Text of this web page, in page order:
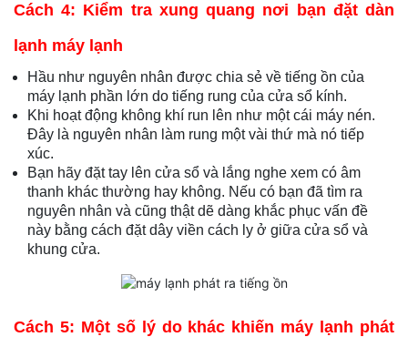
Cách 4: Kiểm tra xung quang nơi bạn đặt dàn
lạnh máy lạnh
Hầu như nguyên nhân được chia sẻ về tiếng ồn của
máy lạnh phần lớn do tiếng rung của cửa sổ kính.
Khi hoạt động không khí run lên như một cái máy nén.
Đây là nguyên nhân làm rung một vài thứ mà nó tiếp
xúc.
Bạn hãy đặt tay lên cửa sổ và lắng nghe xem có âm
thanh khác thường hay không. Nếu có bạn đã tìm ra
nguyên nhân và cũng thật dẽ dàng khắc phục vấn đề
này bằng cách đặt dây viền cách ly ở giữa cửa sổ và
khung cửa.
Cách 5: Một số lý do khác khiến máy lạnh phát